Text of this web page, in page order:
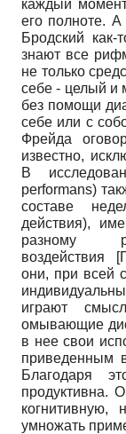
каждый
его полноте.
Бродский
знают все
не только
себе - целый и
без помощи
себе или с
Фрейда
известно,
В
performans)
составе
действия),
разному
воздействия
[
они, при всей
играют
омывающие
в нее свои
приведенным
Благодаря
продуктивна.
когнитивную,
умножать